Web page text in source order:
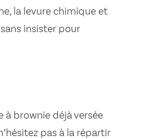
la levure chimique et
insister pour
à brownie déjà versée
pas à la répartir